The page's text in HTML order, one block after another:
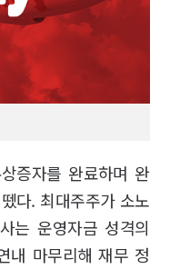
증자를 완료하며 완
다. 최대주주가 소노
는 운영자금 성격의
내 마무리해 재무 정